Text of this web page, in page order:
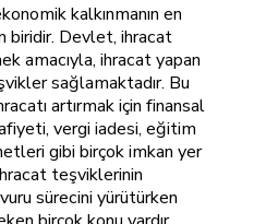
kalkınmanın en
biridir. Devlet, ihracat
amacıyla, ihracat yapan
sağlamaktadır. Bu
artırmak için finansal
vergi iadesi, eğitim
gibi birçok imkan yer
teşviklerinin
sürecini yürütürken